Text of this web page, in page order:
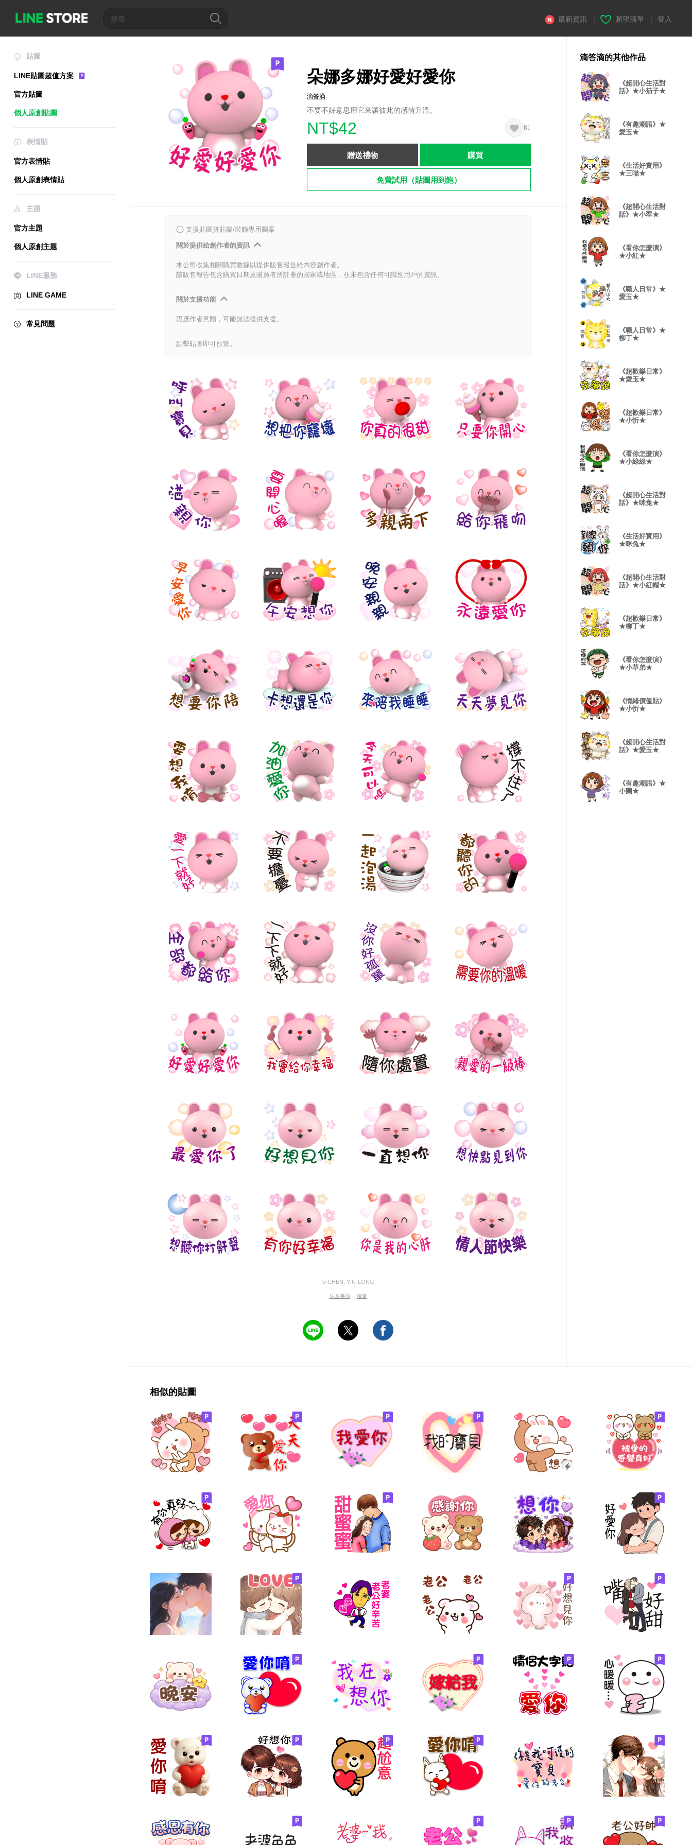
最新資訊 願望清單 登入
貼圖
LINE貼圖超值方案
官方貼圖
個人原創貼圖
表情貼
官方表情貼
個人原創表情貼
主題
官方主題
個人原創主題
LINE服務
LINE GAME
常見問題
朵娜多娜好愛好愛你
滴答滴
不要不好意思用它來讓彼此的感情升溫。
NT$42 81
贈送禮物 購買
免費試用（貼圖用到飽）
支援貼圖拼貼樂/裝飾專用圖案
關於提供給創作者的資訊
本公司收集相關購買數據以提供販售報告給內容創作者。
該販售報告包含購買日期及購買者所註冊的國家或地區，並未包含任何可識別用戶的資訊。
關於支援功能
因應作者意願，可能無法提供支援。
點擊貼圖即可預覽。
© CHEN, YIN-LONG
注意事項 檢舉
滴答滴的其他作品
《超開心生活對
話》★小茄子★
《有趣潮語》★
愛玉★
《生活好實用》
★三喵★
《超開心生活對
話》★小翠★
《看你怎麼演》
★小紅★
《職人日常》★
愛玉★
《職人日常》★
柳丁★
《超歡樂日常》
★愛玉★
《超歡樂日常》
★小忻★
《看你怎麼演》
★小綠綠★
《超開心生活對
話》★咪兔★
《生活好實用》
★咪兔★
《超開心生活對
話》★小紅帽★
《超歡樂日常》
★柳丁★
《看你怎麼演》
★小草弟★
《情緒價值貼》
★小忻★
《超開心生活對
話》★愛玉★
《有趣潮語》★
小蘭★
相似的貼圖